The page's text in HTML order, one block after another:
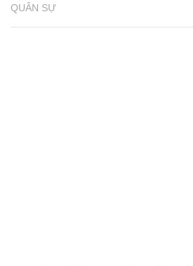
QUÂN SỰ